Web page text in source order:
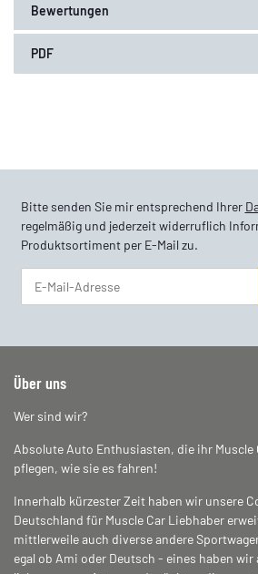
Bewertungen
PDF
Bitte senden Sie mir entsprechend Ihrer
regelmäßig und jederzeit widerruflich
Produktsortiment per E-Mail zu.
Über uns
Wer sind wir?
Absolute Auto Enthusiasten, die ihr Muscle
pflegen, wie sie es fahren!
Innerhalb kürzester Zeit haben wir unsere
Deutschland für Muscle Car Liebhaber
mittlerweile auch diverse andere
egal ob Ami oder Deutsch - eines haben